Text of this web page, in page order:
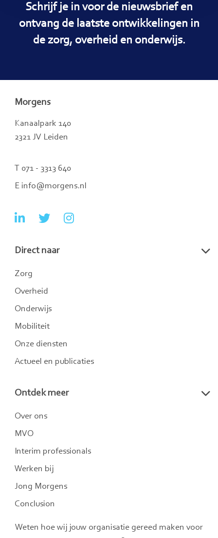
Schrijf je in voor de nieuwsbrief en
ontvang de laatste ontwikkelingen in
de zorg, overheid en onderwijs.
Morgens
Kanaalpark 140
2321 JV Leiden
T 071 - 3313 640
E info@morgens.nl
Ga
LinkedIn
Ga
Twitter
Ga
Direct naar
Zorg
Overheid
Onderwijs
Mobiliteit
Onze diensten
Actueel en publicaties
Ontdek meer
Over ons
MVO
Interim professionals
Werken bij
Jong Morgens
Conclusion
Weten hoe wij jouw organisatie gereed maken voor